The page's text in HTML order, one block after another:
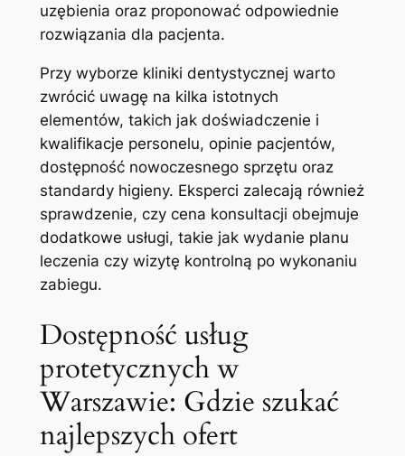
uzębienia oraz proponować odpowiednie
rozwiązania dla pacjenta.
Przy wyborze kliniki dentystycznej warto
zwrócić uwagę na⁢ kilka istotnych
⁢elementów, takich​ jak doświadczenie i
kwalifikacje⁣ personelu, opinie pacjentów,
dostępność nowoczesnego sprzętu oraz
standardy higieny. Eksperci zalecają również
sprawdzenie, czy cena ⁢konsultacji obejmuje
dodatkowe usługi, takie jak wydanie planu
leczenia czy wizytę kontrolną po wykonaniu
zabiegu.
Dostępność usług
protetycznych w
Warszawie: Gdzie szukać
najlepszych ofert